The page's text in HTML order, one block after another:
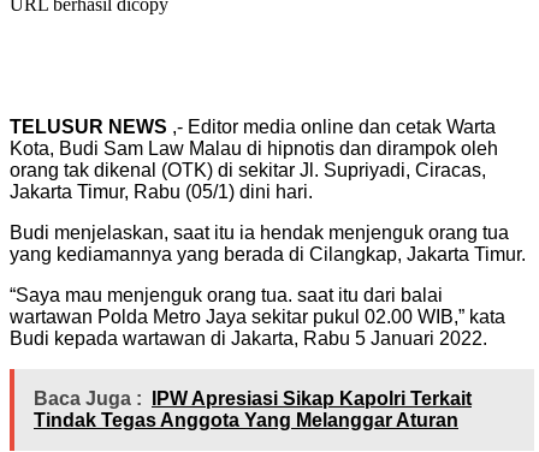
TELUSUR NEWS ,- Editor media online dan cetak Warta
Kota, Budi Sam Law Malau di hipnotis dan dirampok oleh
orang tak dikenal (OTK) di sekitar Jl. Supriyadi, Ciracas,
Jakarta Timur, Rabu (05/1) dini hari.
Budi menjelaskan, saat itu ia hendak menjenguk orang tua
yang kediamannya yang berada di Cilangkap, Jakarta Timur.
“Saya mau menjenguk orang tua. saat itu dari balai
wartawan Polda Metro Jaya sekitar pukul 02.00 WIB,” kata
Budi kepada wartawan di Jakarta, Rabu 5 Januari 2022.
Baca Juga :
IPW Apresiasi Sikap Kapolri Terkait
Tindak Tegas Anggota Yang Melanggar Aturan